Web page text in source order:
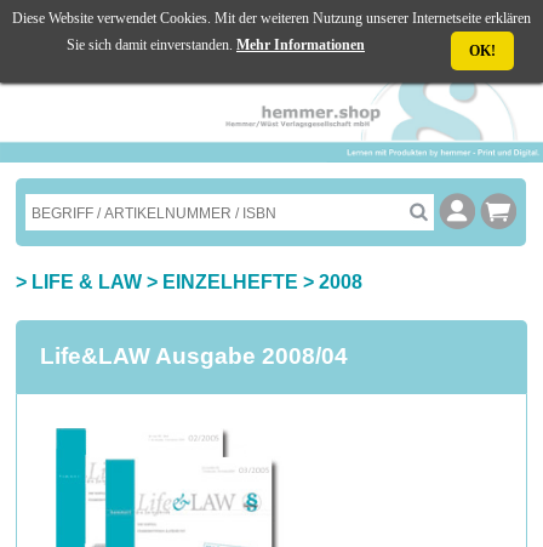
☰ MENU
> LIFE & LAW > EINZELHEFTE >2008
Life&LAW Ausgabe 2008/04
Diese Website verwendet Cookies. Mit der weiteren Nutzung unserer Internetseite erklären
Sie sich damit einverstanden. Mehr Informationen OK!